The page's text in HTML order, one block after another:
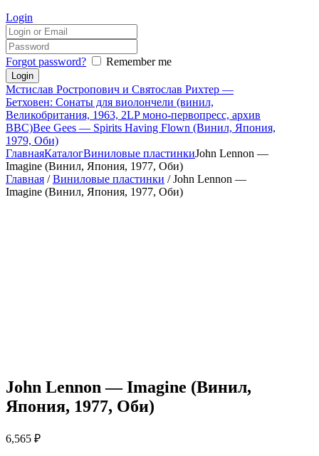
Login
Forgot password? Remember me
Мстислав Ростропович и Святослав Рихтер —
Бетховен: Сонаты для виолончели (винил,
Великобритания, 1963, 2LP моно-первопресс, архив
BBC)Bee Gees — Spirits Having Flown (Винил, Япония,
1979, Оби)
ГлавнаяКаталогВиниловые пластинкиJohn Lennon —
Imagine (Винил, Япония, 1977, Оби)
Главная /Виниловые пластинки / John Lennon —
Imagine (Винил, Япония, 1977, Оби)
John Lennon — Imagine (Винил,
Япония, 1977, Оби)
6,565 ₽